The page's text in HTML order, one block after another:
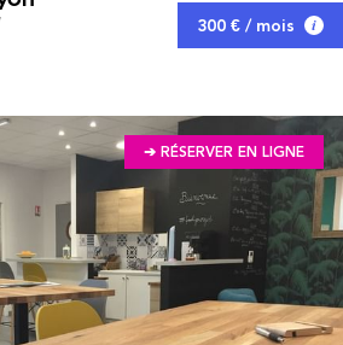
300 € / mois
➔ RÉSERVER EN LIGNE